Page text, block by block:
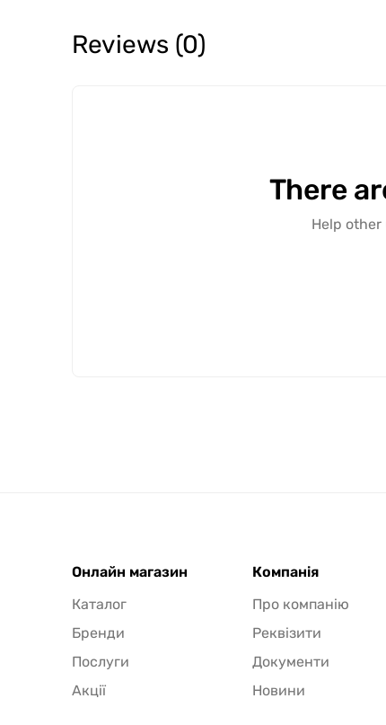
Reviews (0)
There
Help
Онлайн магазин
Каталог
Бренди
Послуги
Акції
Компанія
Про компанію
Реквізити
Документи
Новини